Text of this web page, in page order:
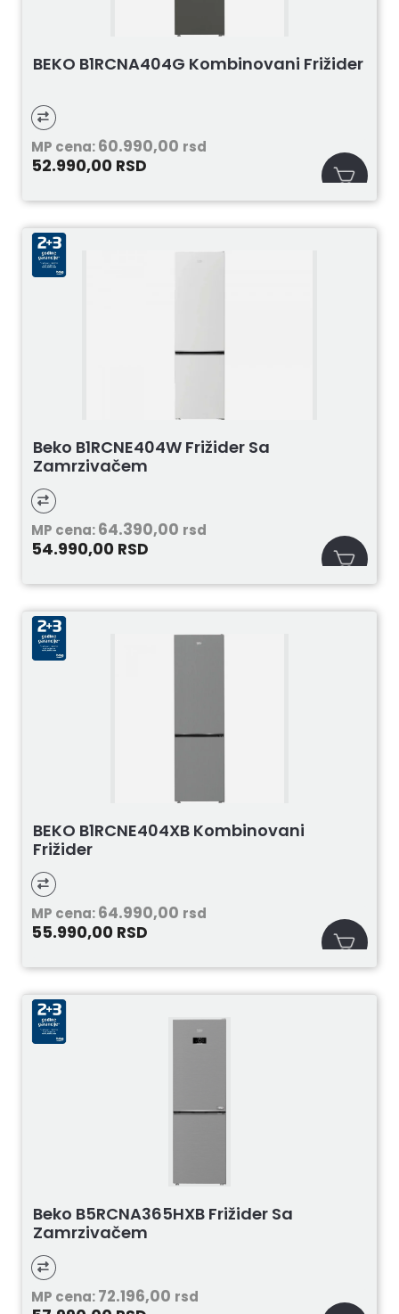
BEKO B1RCNA404G Kombinovani Frižider
MP cena:60.990,00 rsd
52.990,00 RSD
Beko B1RCNE404W Frižider Sa
Zamrzivačem
MP cena:64.390,00 rsd
54.990,00 RSD
BEKO B1RCNE404XB Kombinovani
Frižider
MP cena:64.990,00 rsd
55.990,00 RSD
Beko B5RCNA365HXB Frižider Sa
Zamrzivačem
MP cena:72.196,00 rsd